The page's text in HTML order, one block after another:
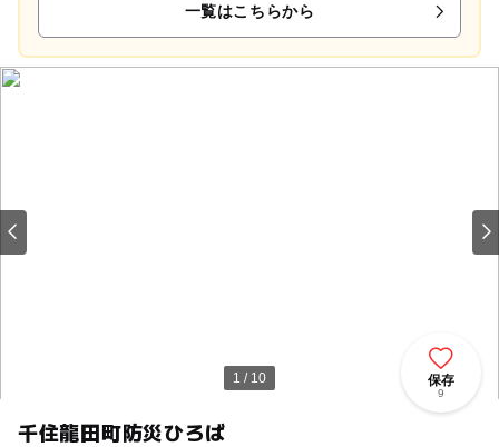
一覧はこちらから
1 / 10
千住龍田町防災ひろば
保存
9